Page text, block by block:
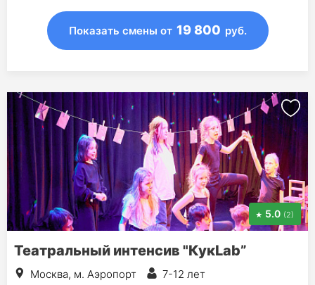
Показать смены от 19 800 руб.
5.0 (2)
Театральный интенсив "КукLab”
Москва, м. Аэропорт
7-12 лет